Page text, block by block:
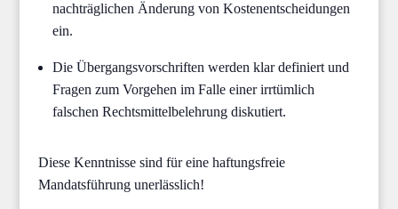
nachträglichen Änderung von Kostenentscheidungen
ein.
Die Übergangsvorschriften werden klar definiert und
Fragen zum Vorgehen im Falle einer irrtümlich
falschen Rechtsmittelbelehrung diskutiert.
Diese Kenntnisse sind für eine haftungsfreie
Mandatsführung unerlässlich!